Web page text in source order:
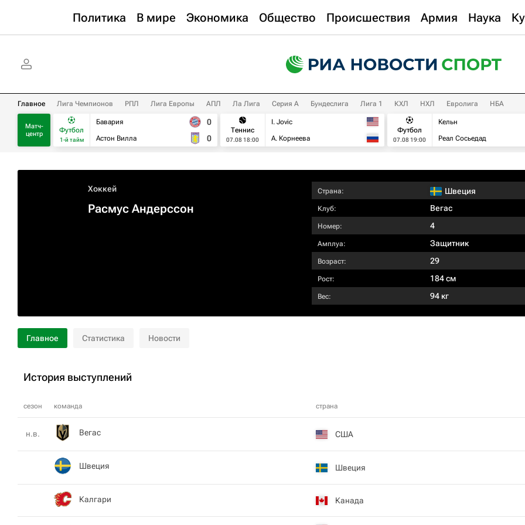
Политика В мире Экономика Общество Происшествия Армия Наука
Главное Лига Чемпионов РПЛ Лига Европы АПЛ Ла Лига Серия А Бундеслига Лига 1 КХЛ НХЛ Евролига НБА
Матч-
центр
Футбол
1-й тайм
Бавария
Астон Вилла
0
0
Теннис
07.08 18:00
I. Jovic
А. Корнеева
Футбол
07.08 19:00
Кельн
Реал Сосьедад
Хоккей
Расмус Андерссон
Страна: Швеция
Клуб: Вегас
Номер: 4
Амплуа: Защитник
Возраст: 29
Рост: 184 см
Вес: 94 кг
Главное Статистика Новости
История выступлений
сезон команда страна
н.в. Вегас США
Швеция Швеция
Калгари Канада